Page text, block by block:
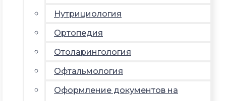
Нутрициология
Ортопедия
Отоларингология
Офтальмология
Оформление документов на